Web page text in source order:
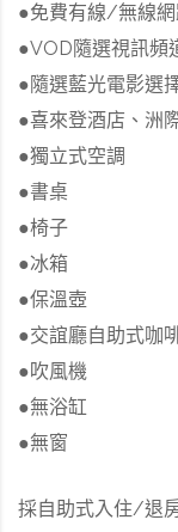
●免費有線/無線
●VOD隨選視訊頻
●隨選藍光電影選
●喜來登酒店、洲
●獨立式空調
●書桌
●椅子
●冰箱
●保溫壺
●交誼廳自助式咖
●吹風機
●無浴缸
●無窗
採自助式入住/退